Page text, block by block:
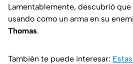
Lamentablemente, descubrió que
usando como un arma en su
Thomas.
También te puede interesar: